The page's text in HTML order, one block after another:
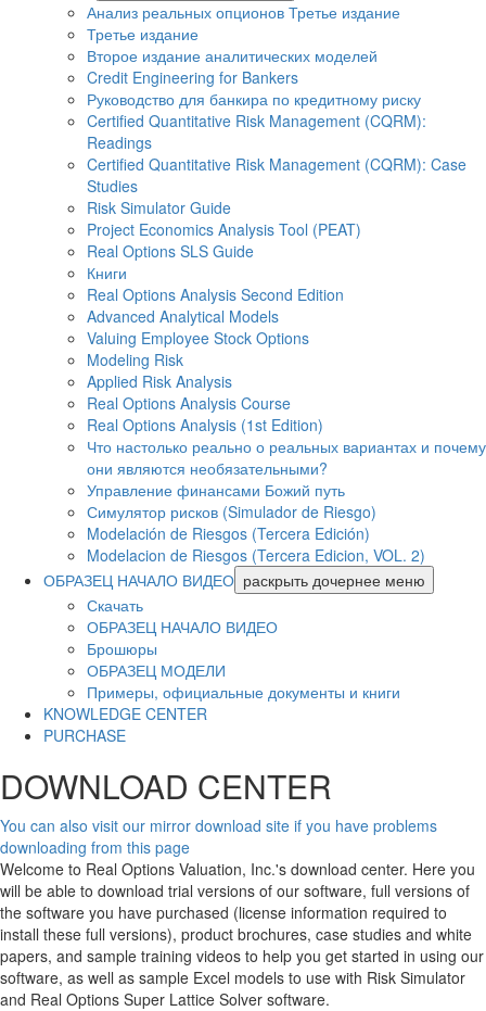
Анализ реальных опционов Третье издание
Третье издание
Второе издание аналитических моделей
Credit Engineering for Bankers
Руководство для банкира по кредитному риску
Certified Quantitative Risk Management (CQRM):
Readings
Certified Quantitative Risk Management (CQRM): Case
Studies
Risk Simulator Guide
Project Economics Analysis Tool (PEAT)
Real Options SLS Guide
Книги
Real Options Analysis Second Edition
Advanced Analytical Models
Valuing Employee Stock Options
Modeling Risk
Applied Risk Analysis
Real Options Analysis Course
Real Options Analysis (1st Edition)
Что настолько реально о реальных вариантах и ​​почему
они являются необязательными?
Управление финансами Божий путь
Симулятор рисков (Simulador de Riesgo)
Modelación de Riesgos (Tercera Edición)
Modelacion de Riesgos (Tercera Edicion, VOL. 2)
ОБРАЗЕЦ НАЧАЛО ВИДЕО раскрыть дочернее меню
Скачать
ОБРАЗЕЦ НАЧАЛО ВИДЕО
Брошюры
ОБРАЗЕЦ МОДЕЛИ
Примеры, официальные документы и книги
KNOWLEDGE CENTER
PURCHASE
DOWNLOAD CENTER
You can also visit our mirror download site if you have problems
downloading from this page
Welcome to Real Options Valuation, Inc.'s download center. Here you
will be able to download trial versions of our software, full versions of
the software you have purchased (license information required to
install these full versions), product brochures, case studies and white
papers, and sample training videos to help you get started in using our
software, as well as sample Excel models to use with Risk Simulator
and Real Options Super Lattice Solver software.